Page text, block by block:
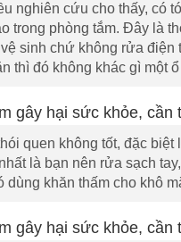
nghiên cứu cho thấy, có
trong phòng tắm. Đây là
sinh chứ không rửa điện
thì đó không khác gì một
quen không tốt, đặc
là bạn nên rửa sạch
khăn thấm cho khô